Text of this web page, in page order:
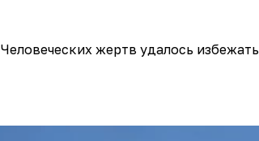
Человеческих жертв удалось избежать